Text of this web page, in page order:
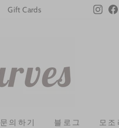
Gift Cards
문의하기 블로그 모조